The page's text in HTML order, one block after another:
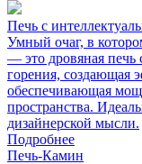
Печь с
Умный очаг, в
— это дровяная печь
горения, создающая
обеспечивающая
пространства.
дизайнерской мысли.
Подробнее
Печь-Камин